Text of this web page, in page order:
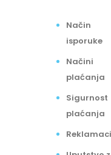
Način
isporuke
Načini
plaćanja
Sigurnost
plaćanja